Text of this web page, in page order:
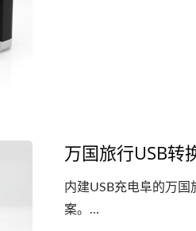
万国旅行USB转
内建USB充电阜的万
案。...